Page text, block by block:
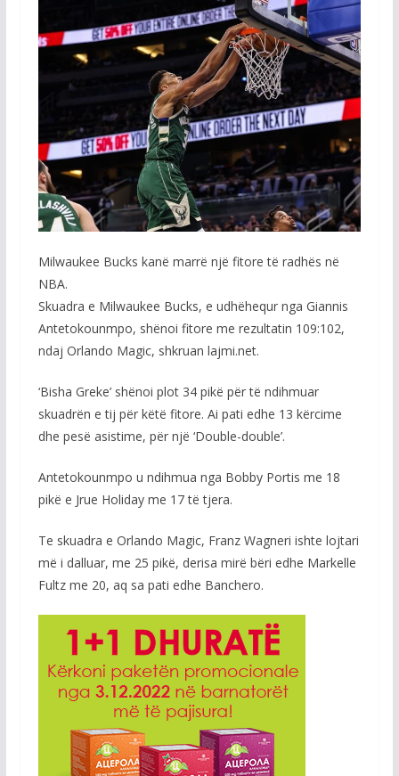
Milwaukee Bucks kanë marrë një fitore të radhës në
NBA.
Skuadra e Milwaukee Bucks, e udhëhequr nga Giannis
Antetokounmpo, shënoi fitore me rezultatin 109:102,
ndaj Orlando Magic, shkruan lajmi.net.
‘Bisha Greke’ shënoi plot 34 pikë për të ndihmuar
skuadrën e tij për këtë fitore. Ai pati edhe 13 kërcime
dhe pesë asistime, për një ‘Double-double’.
Antetokounmpo u ndihmua nga Bobby Portis me 18
pikë e Jrue Holiday me 17 të tjera.
Te skuadra e Orlando Magic, Franz Wagneri ishte lojtari
më i dalluar, me 25 pikë, derisa mirë bëri edhe Markelle
Fultz me 20, aq sa pati edhe Banchero.